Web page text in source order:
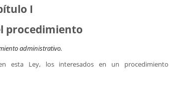
I
procedimiento
administrativo.
esta Ley, los interesados en un procedimiento